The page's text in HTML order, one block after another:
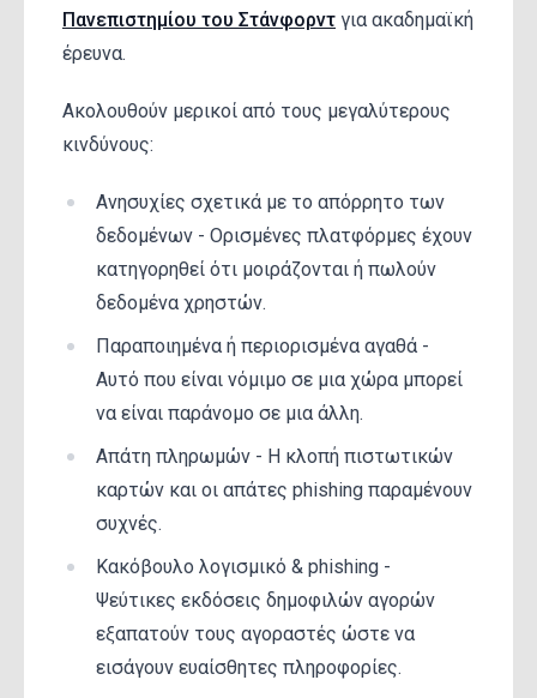
Πανεπιστημίου του Στάνφορντ για ακαδημαϊκή
έρευνα.
Ακολουθούν μερικοί από τους μεγαλύτερους
κινδύνους:
Ανησυχίες σχετικά με το απόρρητο των
δεδομένων - Ορισμένες πλατφόρμες έχουν
κατηγορηθεί ότι μοιράζονται ή πωλούν
δεδομένα χρηστών.
Παραποιημένα ή περιορισμένα αγαθά -
Αυτό που είναι νόμιμο σε μια χώρα μπορεί
να είναι παράνομο σε μια άλλη.
Απάτη πληρωμών - Η κλοπή πιστωτικών
καρτών και οι απάτες phishing παραμένουν
συχνές.
Κακόβουλο λογισμικό & phishing -
Ψεύτικες εκδόσεις δημοφιλών αγορών
εξαπατούν τους αγοραστές ώστε να
εισάγουν ευαίσθητες πληροφορίες.